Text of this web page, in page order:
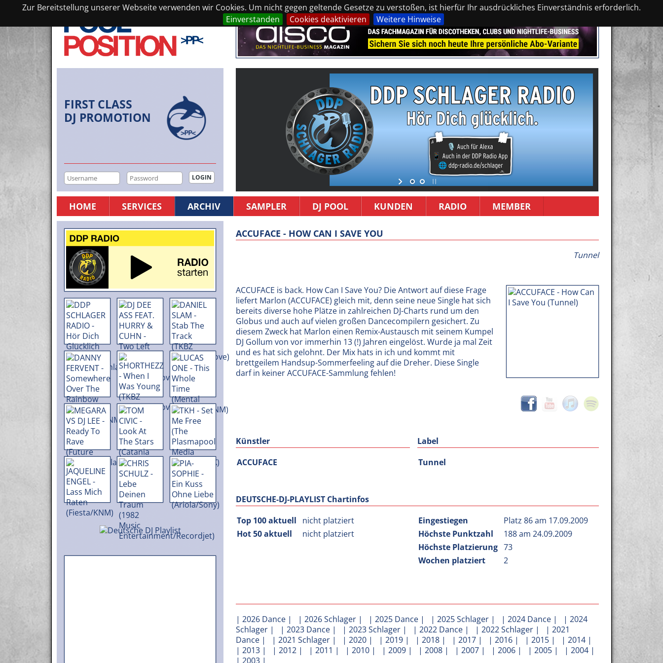
Zur Bereitstellung unserer Webseite verwenden wir Cookies. Um nicht gegen geltende Gesetze zu verstoßen, ist hierfür Ihr ausdrückliches Einverständnis erforderlich.
Einverstanden
Cookies deaktivieren Weitere Hinweise
FIRST CLASS
DJ PROMOTION
HOME SERVICES ARCHIV SAMPLER DJ POOL KUNDEN RADIO MEMBER
ACCUFACE - HOW CAN I SAVE YOU
Tunnel
ACCUFACE is back. How Can I Save You? Die Antwort auf diese Frage
liefert Marlon (ACCUFACE) gleich mit, denn seine neue Single hat sich
bereits diverse hohe Plätze in zahlreichen DJ-Charts rund um den
Globus und auch auf vielen großen Dancecompilern gesichert. Zu
diesem Zweck hat Marlon einen Remix-Austausch mit seinem Kumpel
DJ Gollum von vor immerhin 13 (!) Jahren eingelöst. Wurde ja mal Zeit
und es hat sich gelohnt. Der Mix hats in ich und kommt mit
brettgeilem Handsup-Sommerfeeling auf die Dreher. Diese Single
darf in keiner ACCUFACE-Sammlung fehlen!
Künstler
ACCUFACE
Label
Tunnel
DEUTSCHE-DJ-PLAYLIST Chartinfos
Top 100 aktuell
nicht platziert
Hot 50 aktuell
nicht platziert
Eingestiegen
Platz 86 am 17.09.2009
Höchste Punktzahl
188 am 24.09.2009
Höchste Platzierung 73
Wochen platziert
2
| 2026 Dance | | 2026 Schlager | | 2025 Dance | | 2025 Schlager | | 2024 Dance | | 2024
Schlager | | 2023 Dance | | 2023 Schlager | | 2022 Dance | | 2022 Schlager | | 2021
Dance | | 2021 Schlager | | 2020 | | 2019 | | 2018 | | 2017 | | 2016 | | 2015 | | 2014 |
| 2013 | | 2012 | | 2011 | | 2010 | | 2009 | | 2008 | | 2007 | | 2006 | | 2005 | | 2004 |
| 2003 |